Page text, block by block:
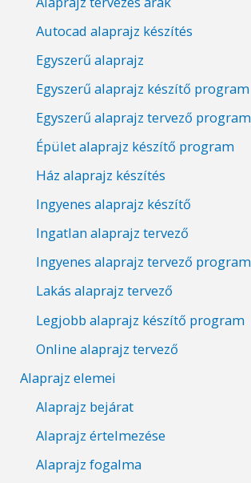
Autocad alaprajz készítés
Egyszerű alaprajz
Egyszerű alaprajz készítő program
Egyszerű alaprajz tervező program
Épület alaprajz készítő program
Ház alaprajz készítés
Ingyenes alaprajz készítő
Ingatlan alaprajz tervező
Ingyenes alaprajz tervező program
Lakás alaprajz tervező
Legjobb alaprajz készítő program
Online alaprajz tervező
Alaprajz elemei
Alaprajz bejárat
Alaprajz értelmezése
Alaprajz fogalma